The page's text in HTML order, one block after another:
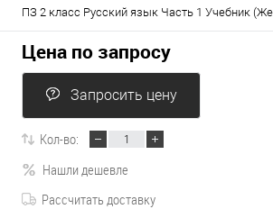
ПЗ 2 класс Русский язык Часть 1 Учебник
Цена по запросу
Запросить цену
Кол-во:
Нашли дешевле
Рассчитать доставку